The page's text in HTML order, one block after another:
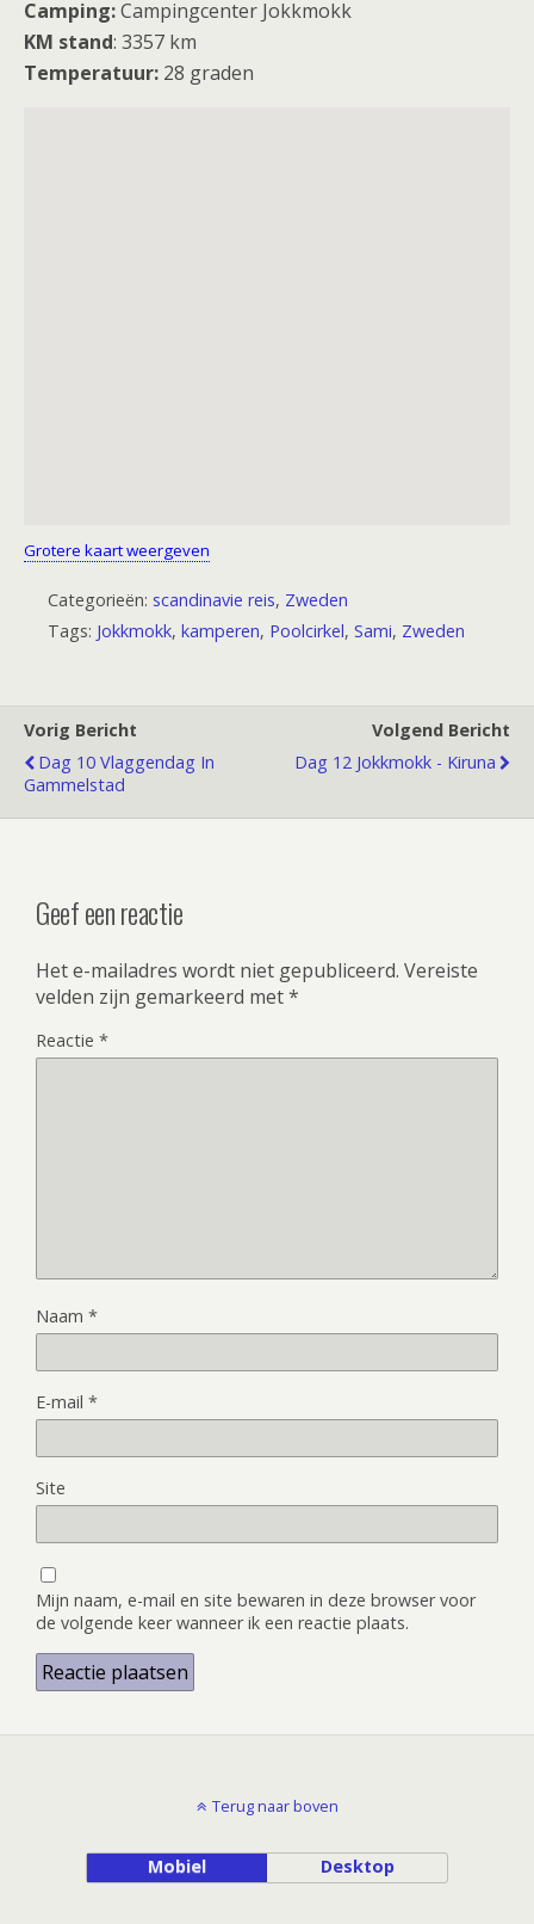
Camping:Campingcenter Jokkmokk
KM stand: 3357 km
Temperatuur: 28 graden
Grotere kaart weergeven
Categorieën: scandinavie reis, Zweden
Tags: Jokkmokk, kamperen, Poolcirkel, Sami, Zweden
Vorig Bericht
Dag 10 Vlaggendag In
Gammelstad
Volgend Bericht
Dag 12 Jokkmokk - Kiruna
Geef een reactie
Het e-mailadres wordt niet gepubliceerd. Vereiste
velden zijn gemarkeerd met*
Reactie *
Naam *
E-mail *
Site
Mijn naam, e-mail en site bewaren in deze browser voor
de volgende keer wanneer ik een reactie plaats.
Terug naar boven
Mobiel Desktop